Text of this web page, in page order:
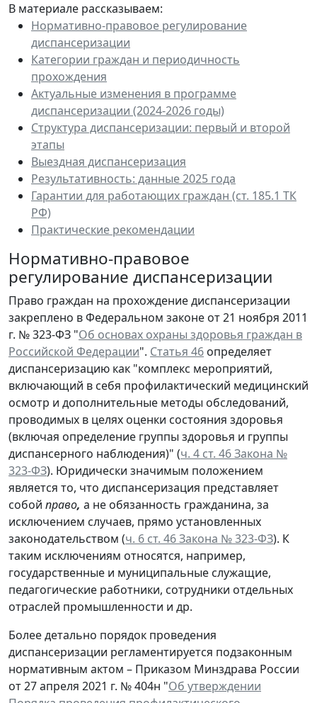
В материале рассказываем:
Нормативно-правовое регулирование
диспансеризации
Категории граждан и периодичность
прохождения
Актуальные изменения в программе
диспансеризации (2024-2026 годы)
Структура диспансеризации: первый и второй
этапы
Выездная диспансеризация
Результативность: данные 2025 года
Гарантии для работающих граждан (ст. 185.1 ТК
РФ)
Практические рекомендации
Нормативно-правовое
регулирование диспансеризации
Право граждан на прохождение диспансеризации
закреплено в Федеральном законе от 21 ноября 2011
г. № 323-ФЗ "Об основах охраны здоровья граждан в
Российской Федерации". Статья 46 определяет
диспансеризацию как "комплекс мероприятий,
включающий в себя профилактический медицинский
осмотр и дополнительные методы обследований,
проводимых в целях оценки состояния здоровья
(включая определение группы здоровья и группы
диспансерного наблюдения)" (ч. 4 ст. 46 Закона №
323-ФЗ). Юридически значимым положением
является то, что диспансеризация представляет
собой право, а не обязанность гражданина, за
исключением случаев, прямо установленных
законодательством (ч. 6 ст. 46 Закона № 323-ФЗ). К
таким исключениям относятся, например,
государственные и муниципальные служащие,
педагогические работники, сотрудники отдельных
отраслей промышленности и др.
Более детально порядок проведения
диспансеризации регламентируется подзаконным
нормативным актом – Приказом Минздрава России
от 27 апреля 2021 г. № 404н "Об утверждении